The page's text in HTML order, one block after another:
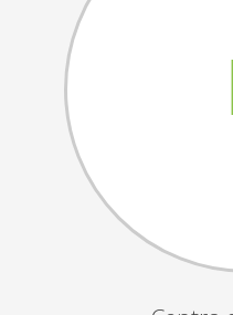
Associados
Orgãos Sociais
Publicações Oficiais
Contactos